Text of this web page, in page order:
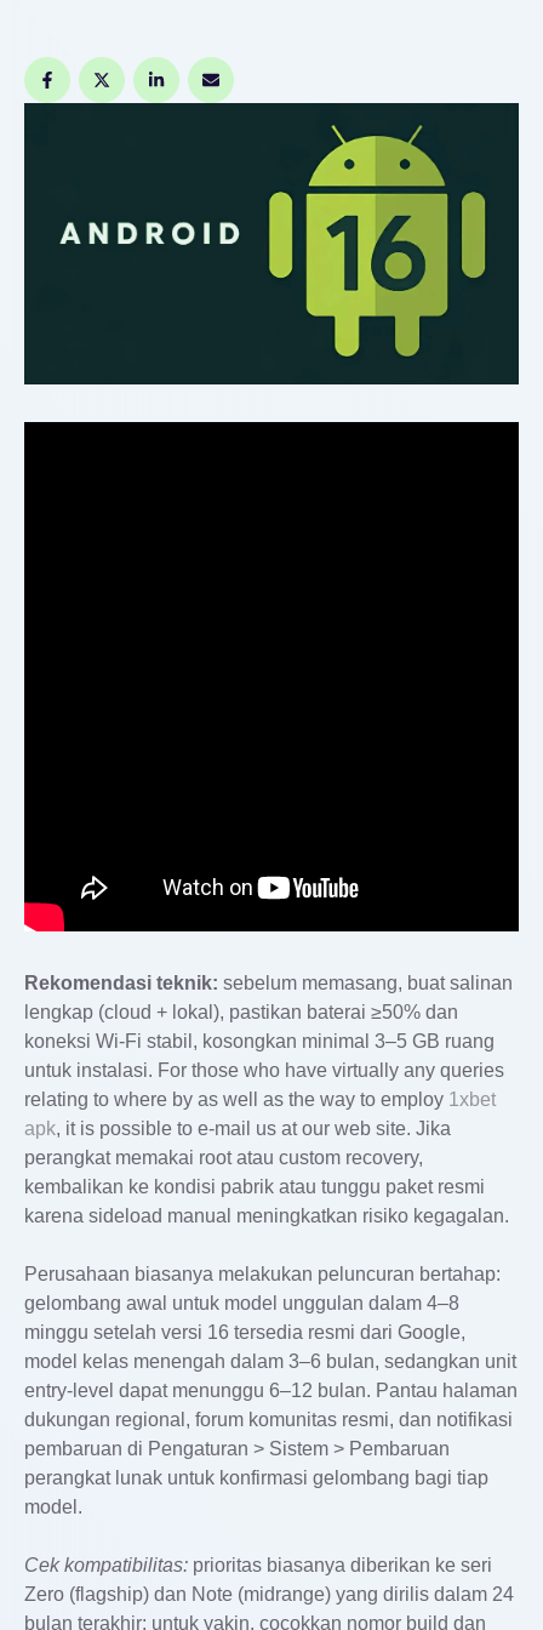
Rekomendasi teknik: sebelum memasang, buat salinan
lengkap (cloud + lokal), pastikan baterai ≥50% dan
koneksi Wi‑Fi stabil, kosongkan minimal 3–5 GB ruang
untuk instalasi. For those who have virtually any queries
relating to where by as well as the way to employ 1xbet
apk, it is possible to e-mail us at our web site. Jika
perangkat memakai root atau custom recovery,
kembalikan ke kondisi pabrik atau tunggu paket resmi
karena sideload manual meningkatkan risiko kegagalan.
Perusahaan biasanya melakukan peluncuran bertahap:
gelombang awal untuk model unggulan dalam 4–8
minggu setelah versi 16 tersedia resmi dari Google,
model kelas menengah dalam 3–6 bulan, sedangkan unit
entry-level dapat menunggu 6–12 bulan. Pantau halaman
dukungan regional, forum komunitas resmi, dan notifikasi
pembaruan di Pengaturan > Sistem > Pembaruan
perangkat lunak untuk konfirmasi gelombang bagi tiap
model.
Cek kompatibilitas: prioritas biasanya diberikan ke seri
Zero (flagship) dan Note (midrange) yang dirilis dalam 24
bulan terakhir; untuk yakin, cocokkan nomor build dan